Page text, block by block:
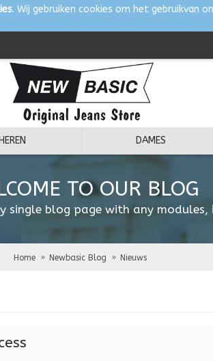
. Wij gebruiken cookies om het gebruikvan
HEREN DAMES
TO OUR BLOG
single blog page with any
Home Newbasic Blog Nieuws